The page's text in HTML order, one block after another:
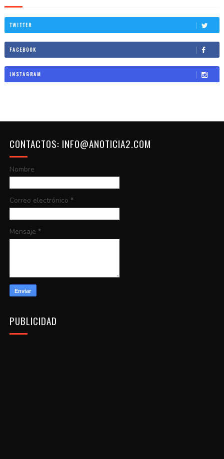
TWITTER
FACEBOOK
INSTAGRAM
CONTACTOS: INFO@ANOTICIA2.COM
Nombre
Correo electrónico *
Mensaje *
PUBLICIDAD